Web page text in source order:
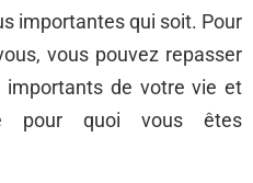
importantes qui soit. Pour
vous pouvez repasser
importants de votre vie et
pour quoi vous êtes